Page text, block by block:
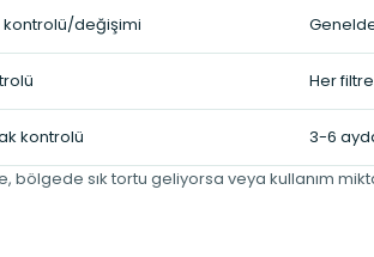
kontrolü/değişimi
Her
kontrolü
3-6
bölgede sık tortu geliyorsa veya kullanım